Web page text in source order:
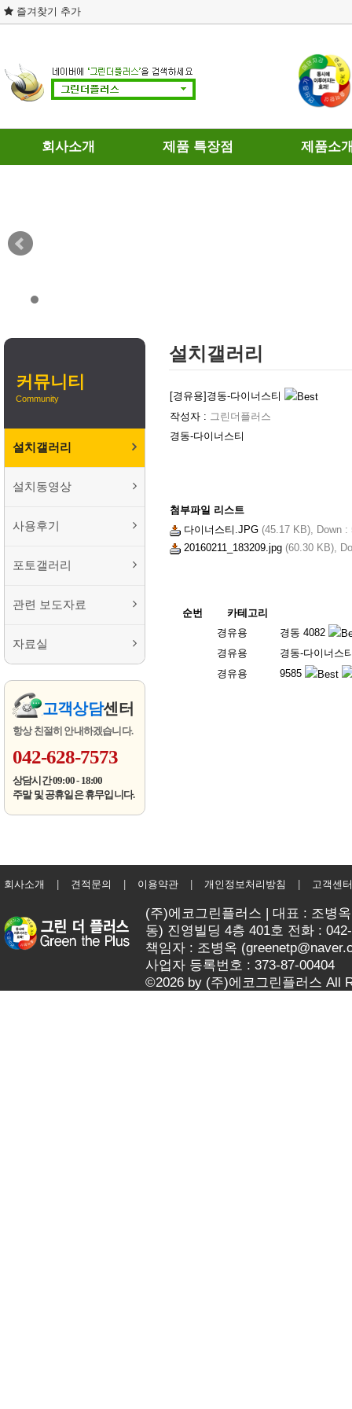
즐겨찾기 추가
회사소개
개인정보처리방침
이용약관
제품 특장점 제품소
커뮤니티
Community
설치갤러리
설치동영상
사용후기
포토갤러리
관련 보도자료
자료실
고객상담센터
항상 친절히 안내하겠습니다.
042-628-7573
상담시간 09:00 - 18:00
주말 및 공휴일은 휴무입니다.
설치갤러리
[경유용] 경동-다이너스티
작성자 : 그린더플러스
경동-다이너스티
첨부파일 리스트
다이너스티.JPG (45.17 KB), Down :
20160211_183209.jpg (60.30 KB),
순번
카테고리
경유용
경동 4082
경유용
경동-다이너스
경유용
9585
회사소개 견적문의 이용약관 개인정보처리방침 고객센터
(주)에코그린플러스 | 대표 : 조병
동) 진영빌딩 4층 401호 전화 :
책임자 : 조병옥 (
사업자 등록번호 : 373-87-00404
©2026 by (주)에코그린플러스 All